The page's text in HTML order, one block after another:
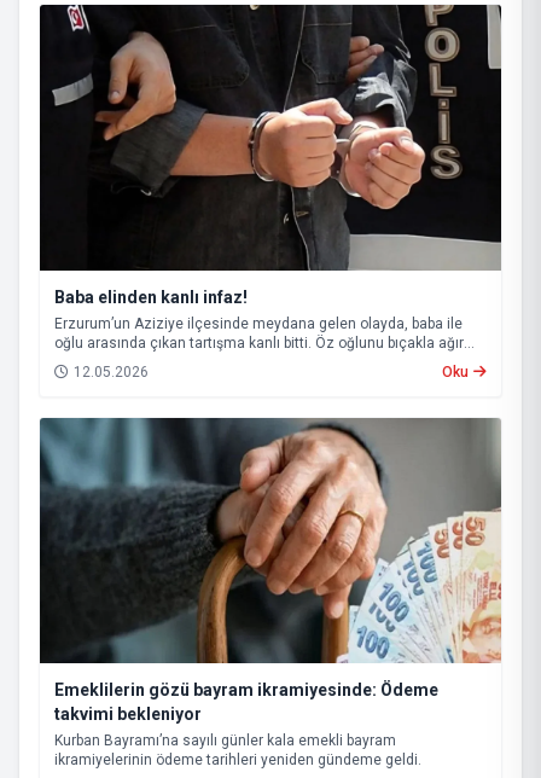
Baba elinden kanlı infaz!
Erzurum’un Aziziye ilçesinde meydana gelen olayda, baba ile
oğlu arasında çıkan tartışma kanlı bitti. Öz oğlunu bıçakla ağır
yaralayan baba, çıkarıldığı mahkemece tutuklanarak cezaevine
gönderildi.
12.05.2026 Oku
Emeklilerin gözü bayram ikramiyesinde: Ödeme
takvimi bekleniyor
Kurban Bayramı’na sayılı günler kala emekli bayram
ikramiyelerinin ödeme tarihleri yeniden gündeme geldi.